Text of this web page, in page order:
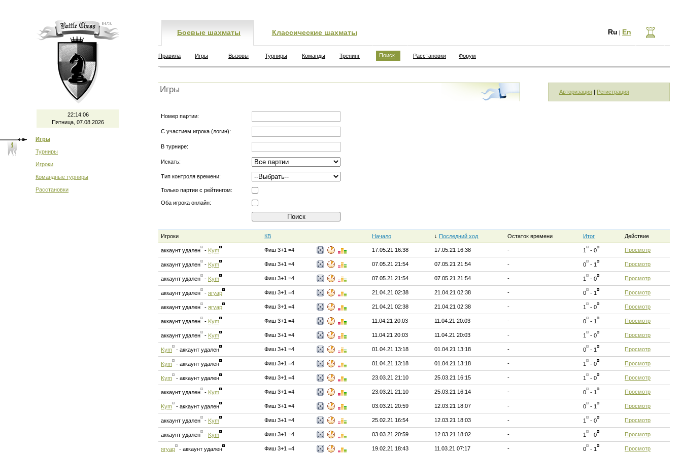
22:14:06
Пятница, 07.08.2026
Игры
Турниры
Игроки
Командные турниры
Расстановки
Боевые шахматы Классические шахматы Ru | En
Правила Игры Вызовы Турниры Команды Тренинг Поиск Расстановки Форум
Игры Авторизация | Регистрация
Номер партии:
С участием игрока (логин):
В турнире:
Искать:
Тип контроля времени:
Только партии с рейтингом:
Оба игрока онлайн:
Игроки КВ Начало ↓ Последний ход Остаток времени Итог Действие
аккаунт удален - Kym Фиш 3+1 =4 17.05.21 16:38 17.05.21 16:38 - 1 - 0 Просмотр
аккаунт удален - Kym Фиш 3+1 =4 07.05.21 21:54 07.05.21 21:54 - 0 - 1 Просмотр
аккаунт удален - Kym Фиш 3+1 =4 07.05.21 21:54 07.05.21 21:54 - 1 - 0 Просмотр
аккаунт удален - ягуар Фиш 3+1 =4 21.04.21 02:38 21.04.21 02:38 - 0 - 1 Просмотр
аккаунт удален - ягуар Фиш 3+1 =4 21.04.21 02:38 21.04.21 02:38 - 1 - 0 Просмотр
аккаунт удален - Kym Фиш 3+1 =4 11.04.21 20:03 11.04.21 20:03 - 0 - 1 Просмотр
аккаунт удален - Kym Фиш 3+1 =4 11.04.21 20:03 11.04.21 20:03 - 1 - 0 Просмотр
Kym - аккаунт удален Фиш 3+1 =4 01.04.21 13:18 01.04.21 13:18 - 0 - 1 Просмотр
Kym - аккаунт удален Фиш 3+1 =4 01.04.21 13:18 01.04.21 13:18 - 1 - 0 Просмотр
Kym - аккаунт удален Фиш 3+1 =4 23.03.21 21:10 25.03.21 16:15 - 1 - 0 Просмотр
аккаунт удален - Kym Фиш 3+1 =4 23.03.21 21:10 25.03.21 16:14 - 0 - 1 Просмотр
Kym - аккаунт удален Фиш 3+1 =4 03.03.21 20:59 12.03.21 18:07 - 0 - 1 Просмотр
аккаунт удален - Kym Фиш 3+1 =4 25.02.21 16:54 12.03.21 18:03 - 1 - 0 Просмотр
аккаунт удален - Kym Фиш 3+1 =4 03.03.21 20:59 12.03.21 18:02 - 1 - 0 Просмотр
ягуар - аккаунт удален Фиш 3+1 =4 19.02.21 18:43 11.03.21 07:17 - 0 - 1 Просмотр